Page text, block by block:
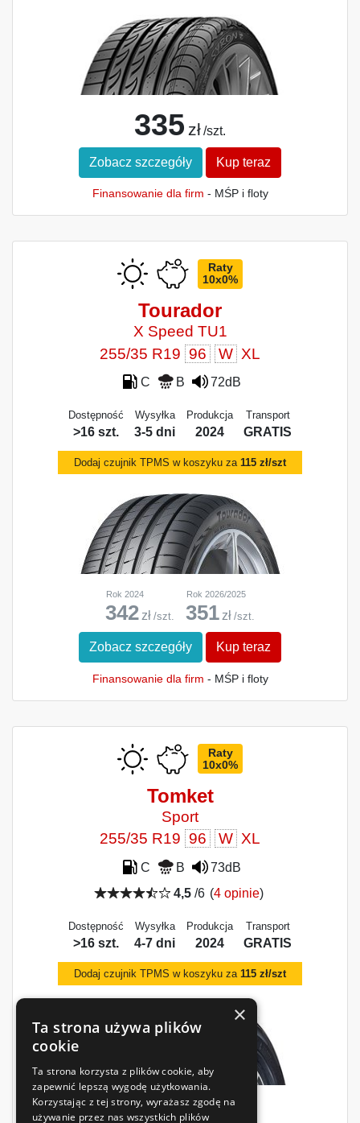
335 zł /szt.
Zobacz szczegóły Kup teraz
Finansowanie dla firm - MŚP i floty
Raty
10x0%
Tourador
X Speed TU1
255/35 R19 96 W XL
C B 72dB
Dostępność
>16 szt.
Wysyłka
3-5 dni
Produkcja
2024
Transport
GRATIS
Dodaj czujnik TPMS w koszyku za 115 zł/szt
Rok 2024
342 zł /szt.
Rok 2026/2025
351 zł /szt.
Zobacz szczegóły Kup teraz
Finansowanie dla firm - MŚP i floty
Raty
10x0%
Tomket
Sport
255/35 R19 96 W XL
C B
73dB
4,5/6 (4 opinie)
Dostępność
>16 szt.
Wysyłka
4-7 dni
Produkcja
2024
Transport
GRATIS
Dodaj czujnik TPMS w koszyku za 115 zł/szt
355 zł
×
Ta strona używa plików
cookie
Ta strona korzysta z plików cookie, aby
zapewnić lepszą wygodę użytkowania.
Korzystając z tej strony, wyrażasz zgodę na
używanie przez nas wszystkich plików